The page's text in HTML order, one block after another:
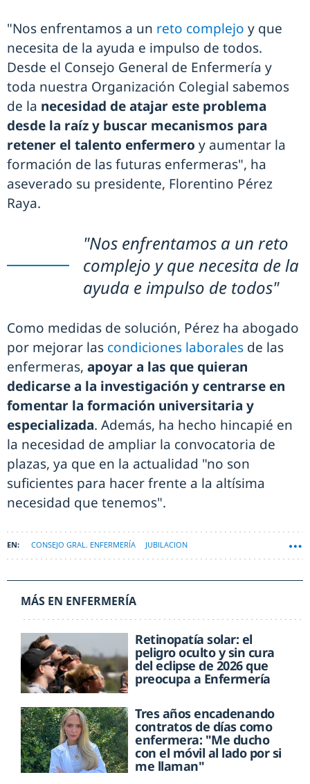
"Nos enfrentamos a un reto complejo y que
necesita de la ayuda e impulso de todos.
Desde el Consejo General de Enfermería y
toda nuestra Organización Colegial sabemos
de la necesidad de atajar este problema
desde la raíz y buscar mecanismos para
retener el talento enfermero y aumentar la
formación de las futuras enfermeras", ha
aseverado su presidente, Florentino Pérez
Raya.
"Nos enfrentamos a un reto
complejo y que necesita de la
ayuda e impulso de todos"
Como medidas de solución, Pérez ha abogado
por mejorar las condiciones laborales de las
enfermeras, apoyar a las que quieran
dedicarse a la investigación y centrarse en
fomentar la formación universitaria y
especializada. Además, ha hecho hincapié en
la necesidad de ampliar la convocatoria de
plazas, ya que en la actualidad "no son
suficientes para hacer frente a la altísima
necesidad que tenemos".
CONSEJO GRAL. ENFERMERÍA JUBILACION
MÁS EN ENFERMERÍA
Retinopatía solar: el
peligro oculto y sin cura
del eclipse de 2026 que
preocupa a Enfermería
Tres años encadenando
contratos de días como
enfermera: "Me ducho
con el móvil al lado por si
me llaman"